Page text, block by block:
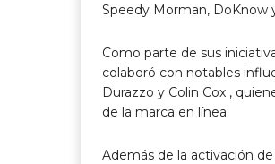
Speedy Morman, DoKnow
Como parte de sus
colaboró ​​con notables
Durazzo y Colin Cox ,
de la marca en línea.
Además de la activación